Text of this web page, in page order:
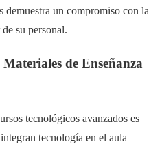
demuestra un compromiso con la
su personal.
de Enseñanza
tecnológicos avanzados es
tecnología en el aula